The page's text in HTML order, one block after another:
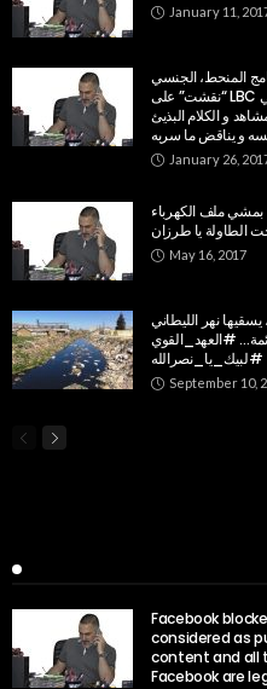
January 11,
المنحط، الجنسي
“نقشت” على LBC و اتهم رولا سعد مخرجة البرنامج على انها هي
و الكلام البذيئ
و يناقض ما سربه
January 26,
بمشي ملف الكهرباء
May 16, 2017
نهر الليطاني
#العهد_القوي
#لبيك_يا_نصرالله
September 10,
Facebook
considered as
content and all
Facebook are